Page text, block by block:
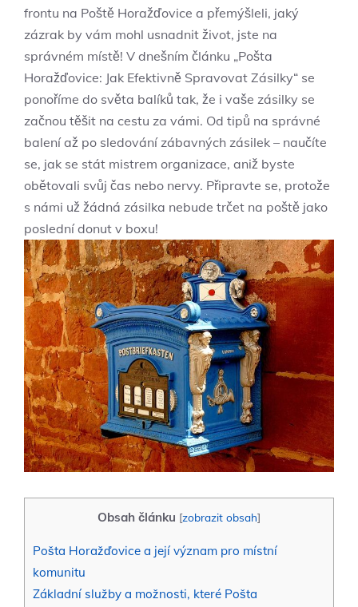
frontu na Poště Horažďovice a přemýšleli, jaký
zázrak by vám mohl usnadnit život, jste na
správném místě! V dnešním článku „Pošta
Horažďovice: Jak Efektivně Spravovat Zásilky“ se
ponoříme do světa balíků tak, že i vaše zásilky se
začnou těšit na cestu za vámi. Od tipů na správné
balení až po sledování zábavných zásilek – naučíte
se, jak se stát mistrem organizace, aniž byste
obětovali svůj čas nebo nervy. Připravte se, protože
s námi už žádná zásilka nebude trčet na poště jako
poslední donut v boxu!
Obsah článku [zobrazit obsah]
Pošta Horažďovice a její význam pro místní
komunitu
Základní služby a možnosti, které Pošta